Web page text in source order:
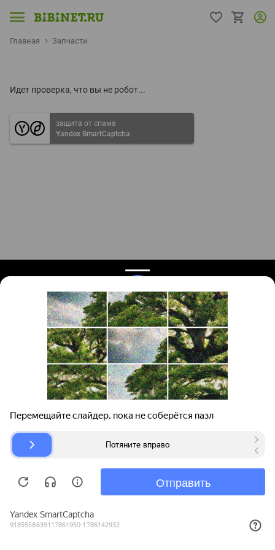
Главная Запчасти
Идет проверка, что вы не робот...
защита от спама
Yandex SmartCaptcha
Поиск запчастей
Для автокомпаний
Авторазборки
О проекте
Помощь
Карта сайта
© bibinet.ru - система поиска запчастей,
Copyright 2010-2026 Все права защищены